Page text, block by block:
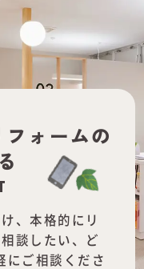
フォームの
、本格的にリ
相談したい、ど
にご相談くださ